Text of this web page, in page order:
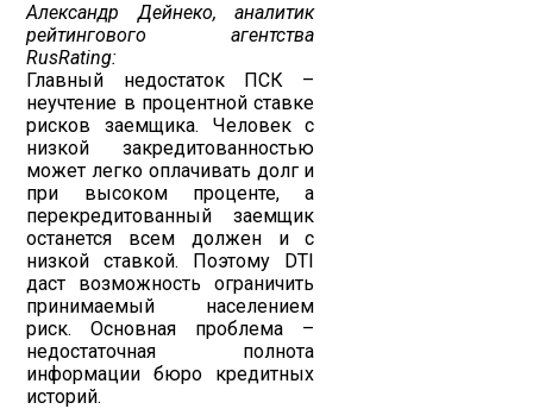
Александр Дейнеко, аналитик
рейтингового агентства
RusRating:
Главный недостаток ПСК –
неучтение в процентной ставке
рисков заемщика. Человек с
низкой закредитованностью
может легко оплачивать долг и
при высоком проценте, а
перекредитованный заемщик
останется всем должен и с
низкой ставкой. Поэтому DTI
даст возможность ограничить
принимаемый населением
риск. Основная проблема –
недостаточная полнота
информации бюро кредитных
историй.